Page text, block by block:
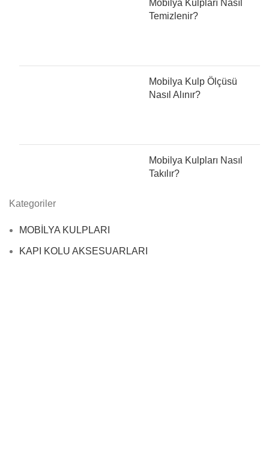
Mobilya Kulpları Nasıl
Temizlenir?
Mobilya Kulp Ölçüsü
Nasıl Alınır?
Mobilya Kulpları Nasıl
Takılır?
Kategoriler
MOBİLYA KULPLARI
KAPI KOLU AKSESUARLARI